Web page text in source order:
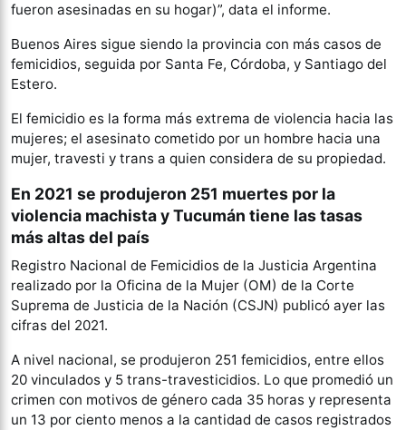
fueron asesinadas en su hogar)”, data el informe.
Buenos Aires sigue siendo la provincia con más casos de
femicidios, seguida por Santa Fe, Córdoba, y Santiago del
Estero.
El femicidio es la forma más extrema de violencia hacia las
mujeres; el asesinato cometido por un hombre hacia una
mujer, travesti y trans a quien considera de su propiedad.
En 2021 se produjeron 251 muertes por la
violencia machista y Tucumán tiene las tasas
más altas del país
Registro Nacional de Femicidios de la Justicia Argentina
realizado por la Oficina de la Mujer (OM) de la Corte
Suprema de Justicia de la Nación (CSJN) publicó ayer las
cifras del 2021.
A nivel nacional, se produjeron 251 femicidios, entre ellos
20 vinculados y 5 trans-travesticidios. Lo que promedió un
crimen con motivos de género cada 35 horas y representa
un 13 por ciento menos a la cantidad de casos registrados